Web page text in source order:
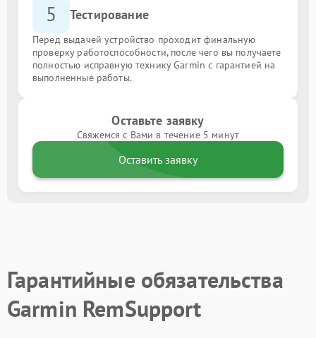
5 Тестирование
Перед выдачей устройство проходит финальную
проверку работоспособности, после чего вы получаете
полностью исправную технику Garmin с гарантией на
выполненные работы.
Оставьте заявку
Свяжемся с Вами в течение 5 минут
Оставить заявку
Гарантийные обязательства
Garmin RemSupport